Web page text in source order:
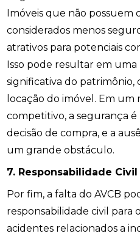
Imóveis que não possuem
considerados menos
atrativos para potenciais
Isso pode resultar em uma
significativa do
locação do imóvel. Em um
competitivo, a segurança
decisão de compra, e a
um grande obstáculo.
7. Responsabilidade Civil
Por fim, a falta do AVCB
responsabilidade civil para
acidentes relacionados a